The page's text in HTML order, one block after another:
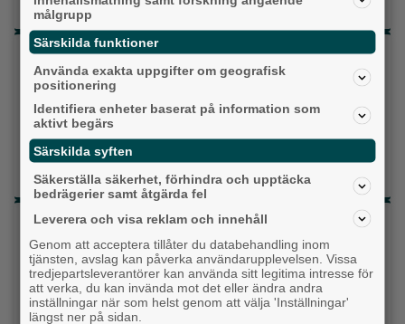
Topp tre denna veckan
Milstolpen: Ny tunnel är på plats under
järnvägen
Detta händer i Alingsås 3–10 augusti
Då börjar tågen rulla igen: ”Vi ligger bra i fas”
Senaste artiklarna
Alingsås
målgrupp
Särskilda funktioner
Använda exakta uppgifter om geografisk
positionering
Identifiera enheter baserat på information som
aktivt begärs
Särskilda syften
Säkerställa säkerhet, förhindra och upptäcka
bedrägerier samt åtgärda fel
Leverera och visa reklam och innehåll
Genom att acceptera tillåter du databehandling inom
tjänsten, avslag kan påverka användarupplevelsen. Vissa
tredjepartsleverantörer kan använda sitt legitima intresse för
att verka, du kan invända mot det eller ändra andra
inställningar när som helst genom att välja 'Inställningar'
längst ner på sidan.